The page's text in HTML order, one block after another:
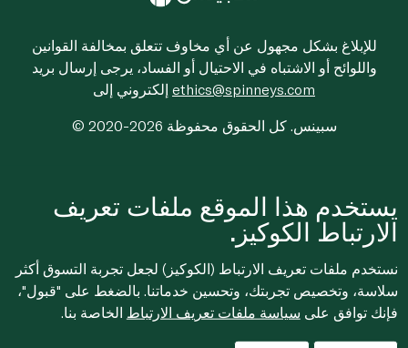
للإبلاغ بشكل مجهول عن أي مخاوف تتعلق بمخالفة القوانين
واللوائح أو الاشتباه في الاحتيال أو الفساد، يرجى إرسال بريد
ethics@spinneys.com
© 2020-2026 سبينس. كل الحقوق محفوظة
يستخدم هذا الموقع ملفات تعريف
الارتباط الكوكيز.
نستخدم ملفات تعريف الارتباط (الكوكيز) لجعل تجربة التسوق أكثر
سلاسة، وتخصيص تجربتك، وتحسين خدماتنا. بالضغط على "قبول"،
فإنك توافق على سياسة ملفات تعريف الارتباط الخاصة بنا.